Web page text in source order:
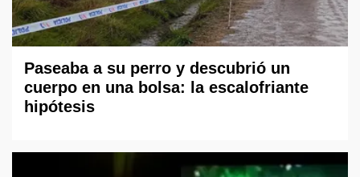
Paseaba a su perro y descubrió un
cuerpo en una bolsa: la escalofriante
hipótesis